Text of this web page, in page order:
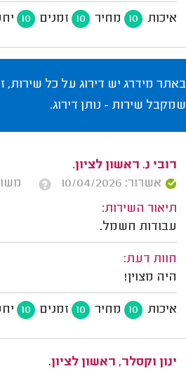
איכות 10 מחיר 10 זמנים 10
באתר מידרג יש דירוג על כל
שמקבל שירות - נותן דירוג.
רובי נ. ראשון לציון.
אשרור: 10/04/2026
משוב: 09/
תיאור השירות:
עבודות חשמל.
חוות דעת:
היה מצוין!
איכות 10 מחיר 10 זמנים 10
ינון וקסלר, ראשון לציון.